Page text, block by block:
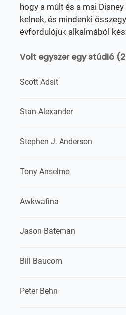
hogy a múlt és a mai
kelnek, és mindenki
évfordulójuk alkalmából
Volt egyszer egy stúdió
Scott Adsit
Stan Alexander
Stephen J. Anderson
Tony Anselmo
Awkwafina
Jason Bateman
Bill Baucom
Peter Behn